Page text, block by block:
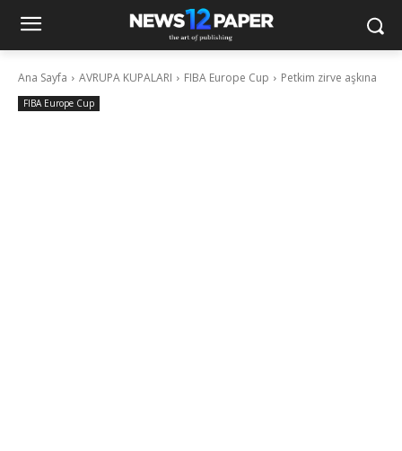
Ana Sayfa AVRUPA KUPALARI FIBA Europe Cup Petkim zirve aşkına
FIBA Europe Cup